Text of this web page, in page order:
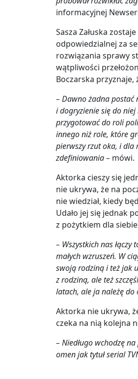
informacyjnej
Sasza Załuska
odpowiedzialnej za
rozwiązania sprawy
wątpliwości
Boczarska przyznaje,
– Dawno żadna postać
i dogryzienie się do niej
przygotować do roli
innego niż role, które
pierwszy rzut oka, i dla
zdefiniowania – mówi.
Aktorka cieszy się
nie ukrywa, że na
nie wiedział, kiedy
Udało jej się jednak
z pożytkiem dla
– Wszystkich nas
małych wzruszeń. W
swoją rodziną i też jak
z rodziną, ale też
latach, ale ja należę
Aktorka nie ukrywa,
czeka na nią kolejna
– Niedługo wchodzę
omen jak tytuł serial